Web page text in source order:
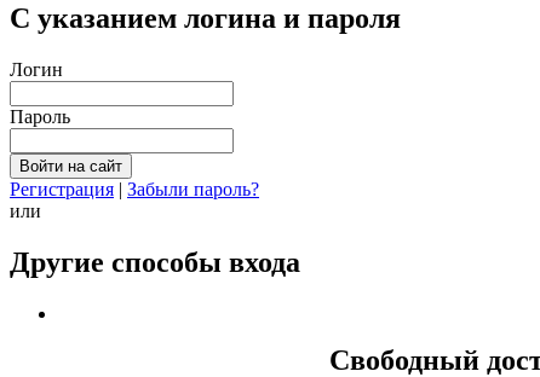
С указанием логина и пароля
Логин
Пароль
Регистрация | Забыли пароль?
или
Другие способы входа
Свободный